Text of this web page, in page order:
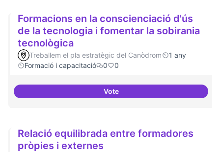
Formacions en la conscienciació d'ús
de la tecnologia i fomentar la sobirania
tecnològica
Treballem el pla estratègic del Canòdrom
1 any
Formació i capacitació
0 0
VoteFormacions en la
Relació equilibrada entre formadores
pròpies i externes